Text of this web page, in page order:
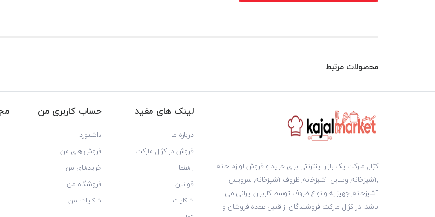
محصولات مرتبط
کژال مارکت یک بازار اینترنتی برای خرید و فروش لوازم خانه
,آشپزخانه, وسایل آشپزخانه, ظروف آشپزخانه, سرویس
آشپزخانه, جهیزیه وانواع ظروف توسط کاربران ایرانی می
باشد. در کژال مارکت فروشندگان از قبیل عمده فروشان و
لینک های مفید
درباره ما
فروش در کژال مارکت
راهنما
قوانین
شکایت
حساب کاربری من
داشبورد
فروش های من
خریدهای من
فروشگاه من
شکایات من